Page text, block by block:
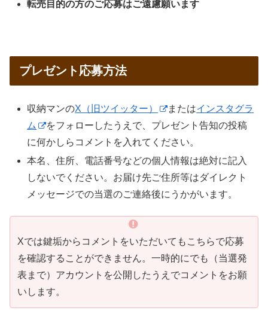
転売目的の方のご応募はご遠慮願います
プレゼント応募方法
収納マンのX（旧ツイッター） またはインスタグラ
ム
をフォローしたうえで、プレゼント告知の投稿
に何かしらコメントを入れてください。
本名、住所、電話番号などの個人情報は絶対に記入
しないでください。お届け先ご住所等はダイレクト
メッセージでの当選のご連絡後にうかがいます。
Xでは鍵垢からコメントをいただいてもこちらで応募
を確認することができません。一時的にでも（当選発
表まで）アカウントを公開したうえでコメントをお願
いします。